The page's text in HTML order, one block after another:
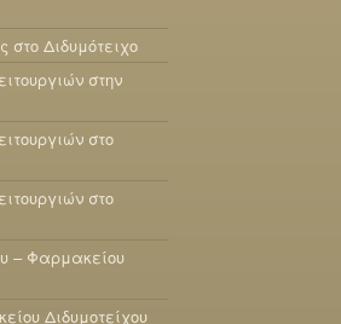
στο Διδυμότειχο
στην
στο
στο
– Φαρμακείου
Διδυμοτείχου